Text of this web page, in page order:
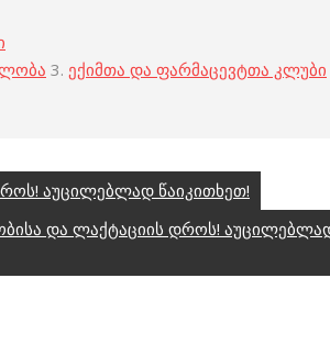
3. ექიმთა და ფარმაცევტთა კლუბი
აუცილებლად წაიკითხეთ!
და ლაქტაციის დროს!